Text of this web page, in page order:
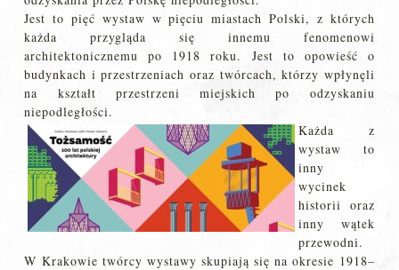
Jest to pięć wystaw w pięciu miastach Polski, z których
każda przygląda się innemu fenomenowi
architektonicznemu po 1918 roku. Jest to opowieść o
budynkach i przestrzeniach oraz twórcach, którzy wpłynęli
na kształt przestrzeni miejskich po odzyskaniu
niepodległości.
Każda z
wystaw to
inny
wycinek
historii oraz
inny wątek
przewodni.
W Krakowie twórcy wystawy skupiają się na okresie 1918–